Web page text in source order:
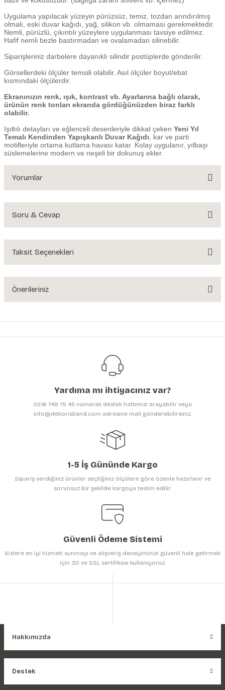
Uygulama yapılacak yüzeyin pürüzsüz, temiz, tozdan arındırılmış
olmalı, eski duvar kağıdı, yağ, silikon vb. olmaması gerekmektedir.
Nemli, pürüzlü, çıkıntılı yüzeylere uygulanması tavsiye edilmez.
Hafif nemli bezle bastırmadan ve ovalamadan silinebilir.
Siparişleriniz darbelere dayanıklı silindir postüplerde gönderilir.
Görsellerdeki ölçüler temsili olabilir. Asıl ölçüler boyut/ebat
kısmındaki ölçülerdir.
Ekranınızın renk, ışık, kontrast vb. Ayarlarına bağlı olarak,
ürünün renk tonları ekranda gördüğünüzden biraz farklı
olabilir.
Işıltılı detayları ve eğlenceli desenleriyle dikkat çeken Yeni Yıl
Temalı Kendinden Yapışkanlı Duvar Kağıdı , kar ve parti
motifleriyle ortama kutlama havası katar. Kolay uygulanır, yılbaşı
süslemelerine modern ve neşeli bir dokunuş ekler.
Yorumlar
Soru & Cevap
Ürün hakkında henüz soru sorulmamış.
Taksit Seçenekleri
Önerileriniz
yetersiz gördüğünüz noktaları öneri formunu kullanarak tarafımıza
Görüş ve önerileriniz için teşekkür ederiz.
Ürün resmi kalitesiz, bozuk veya görüntülenemiyor.
Ürün bilgilerinde hatalar bulunuyor.
Gönder
Yardıma mı ihtiyacınız var?
0216 748 75 45 numaralı destek hattımızı arayabilir veya
info@dekoristland.com adresine mail gönderebilirsiniz.
1-5 İş Gününde Kargo
Sipariş verdiğiniz ürünler seçtiğiniz ölçülere göre özenle hazırlanır ve
sorunsuz bir şekilde kargoya teslim edilir.
Güvenli Ödeme Sistemi
Sizlere en iyi hizmeti sunmayı ve alışveriş deneyiminizi güvenli hale getirmek
için 3D ve SSL sertifikası kullanıyoruz.
Hakkımızda
Destek